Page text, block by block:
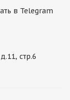
в Telegram
стр.6